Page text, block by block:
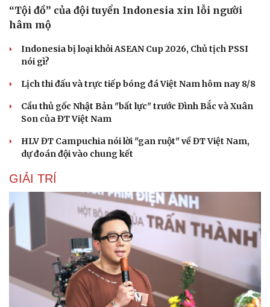
“Tội đồ” của đội tuyển Indonesia xin lỗi người
hâm mộ
Indonesia bị loại khỏi ASEAN Cup 2026, Chủ tịch PSSI
nói gì?
Lịch thi đấu và trực tiếp bóng đá Việt Nam hôm nay 8/8
Cầu thủ gốc Nhật Bản "bất lực" trước Đình Bắc và Xuân
Son của ĐT Việt Nam
HLV ĐT Campuchia nói lời "gan ruột" về ĐT Việt Nam,
dự đoán đội vào chung kết
GIẢI TRÍ